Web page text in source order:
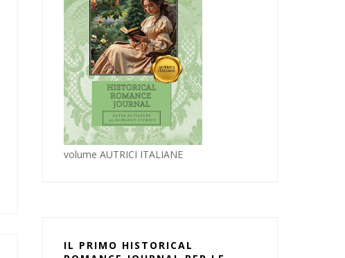
volume AUTRICI ITALIANE
IL PRIMO HISTORICAL